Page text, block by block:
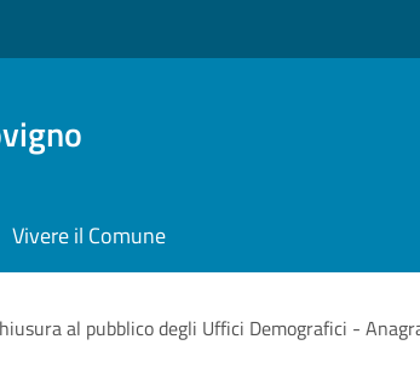
Vivere il Comune
al pubblico degli Uffici Demografici -